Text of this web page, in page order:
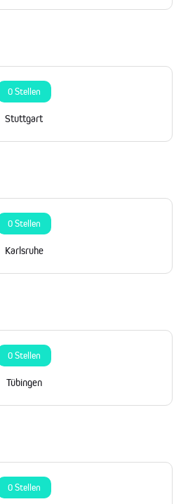
0 Stellen
Stuttgart
0 Stellen
Karlsruhe
0 Stellen
Tübingen
0 Stellen